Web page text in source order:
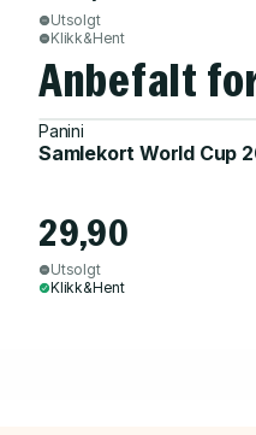
Utsolgt
Klikk&Hent
Anbefalt
Panini
Samlekort World Cup
29,90
Utsolgt
Klikk&Hent